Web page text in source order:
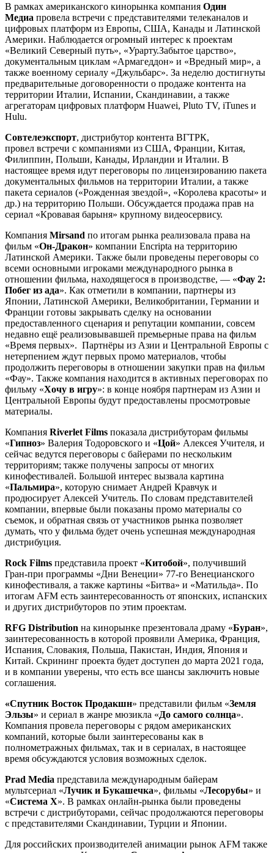
В рамках американского кинорынка компания Один
Медиа провела встречи с представителями телеканалов и
цифровых платформ из Европы, США, Канады и Латинской
Америки. Наблюдается огромный интерес к проектам
«Великий Северный путь», «Урарту.Забытое царство»,
документальным циклам «Армагеддон» и «Вредный мир», а
также военному сериалу «Джульбарс». За неделю достигнуты
предварительные договоренности о продаже контента на
территории Италии, Испании, Скандинавии, а также
агрегаторам цифровых платформ Huawei, Pluto TV, iTunes и
Hulu.
Совтелеэкспорт, дистрибутор контента ВГТРК,
провел встречи с компаниями из США, Франции, Китая,
Филиппин, Польши, Канады, Ирландии и Италии. В
настоящее время идут переговоры по лицензированию пакета
документальных фильмов на территории Италии, а также
пакета сериалов («Рожденная звездой», «Королева красоты» и
др.) на территорию Польши. Обсуждается продажа прав на
сериал «Кровавая барыня» крупному видеосервису.
Компания Mirsand по итогам рынка реализовала права на
фильм «Он-Дракон» компании Encripta на территорию
Латинской Америки. Также были проведены переговоры со
всеми основными игроками международного рынка в
отношении фильма, находящегося в производстве, — «Фау 2:
Побег из ада». Как отметили в компании, партнеры из
Японии, Латинской Америки, Великобритании, Германии и
Франции готовы закрывать сделку на основании
предоставленного сценария и репутации компании, совсем
недавно ещё реализовывавшей премьерные права на фильм
«Время первых». Партнёры из Азии и Центральной Европы с
нетерпением ждут первых промо материалов, чтобы
продолжить переговоры в отношении закупки прав на фильм
«Фау». Также компания находится в активных переговорах по
фильму «Хочу в игру»: в конце ноября партнерам из Азии и
Центральной Европы будут предоставлены просмотровые
материалы.
Компания Riverlet Films показала дистрибуторам фильмы
«Гипноз» Валерия Тодоровского и «Цой» Алексея Учителя, и
сейчас ведутся переговоры с байерами по нескольким
территориям; также получены запросы от многих
кинофестивалей. Большой интерес вызвала картина
«Пальмира», которую снимает Андрей Кравчук и
продюсирует Алексей Учитель. По словам представителей
компании, впервые были показаны промо материалы со
съемок, и обратная связь от участников рынка позволяет
думать, что у фильма будет очень успешная международная
дистрибуция.
Rock Films представила проект «Китобой», получивший
Гран-при программы «Дни Венеции» 77-го Венецианского
кинофестиваля, а также картины «Битва» и «Матильда». По
итогам AFM есть заинтересованность от японских, испанских
и других дистрибуторов по этим проектам.
RFG Distribution на кинорынке презентовала драму «Буран»,
заинтересованность в которой проявили Америка, Франция,
Испания, Словакия, Польша, Пакистан, Индия, Япония и
Китай. Скрининг проекта будет доступен до марта 2021 года,
и в компании уверены, что есть все шансы заключить новые
соглашения.
«Спутник Восток Продакшн» представили фильм «Земля
Эльзы» и сериал в жанре мюзикла «До самого солнца».
Компания провела переговоры с рядом американских
компаний, которые были заинтересованы как в
полнометражных фильмах, так и в сериалах, в настоящее
время обсуждаются условия возможных сделок.
Prad Media представила международным байерам
мультсериал «Лучик и Букашечка», фильмы «Лесорубы» и
«Система X». В рамках онлайн-рынка были проведены
встречи с дистрибуторами, сейчас продолжаются переговоры
с представителями Скандинавии, Турции и Японии.
Для российских производителей анимации рынок AFM также